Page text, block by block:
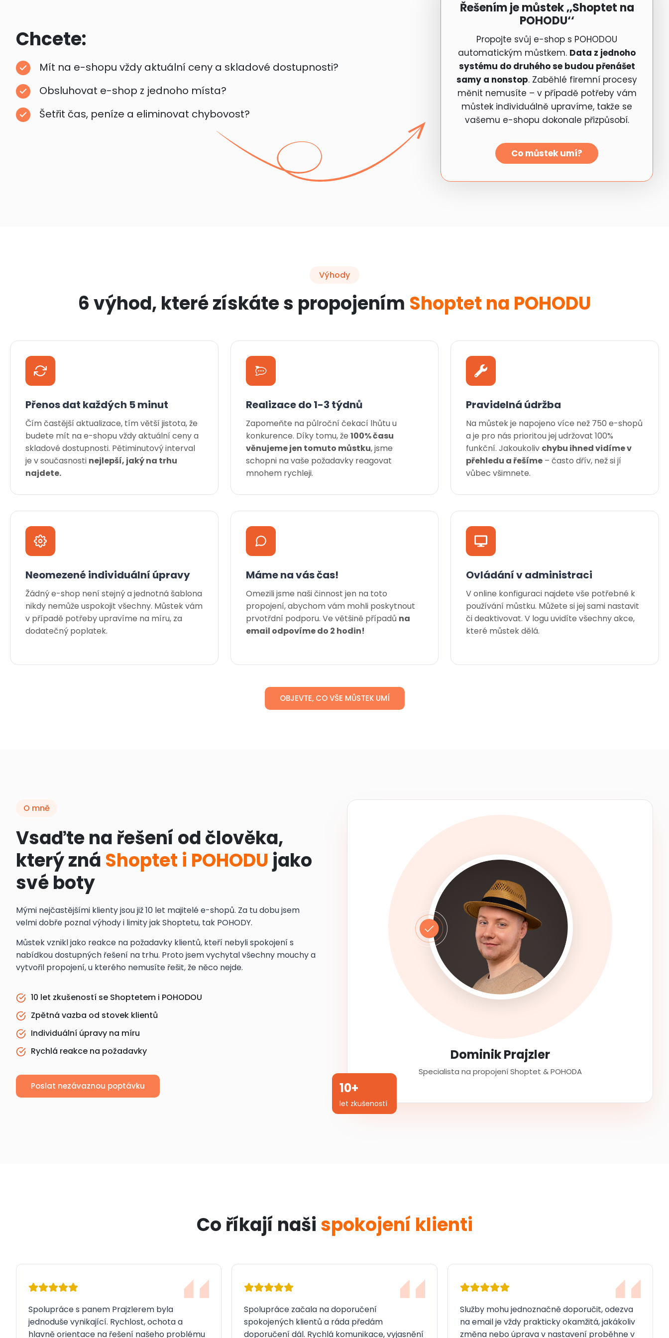
Chcete:
Mít na e-shopu vždy aktuální ceny a skladové dostupnosti?
Obsluhovat e-shop z jednoho místa?
Šetřit čas, peníze a eliminovat chybovost?
Řešením je můstek ‚‚Shoptet na
POHODU‘‘
Propojte svůj e-shop s POHODOU
automatickým můstkem. Data z jednoho
systému do druhého se budou přenášet
samy a nonstop. Zaběhlé firemní procesy
měnit nemusíte – v případě potřeby vám
můstek individuálně upravíme, takže se
vašemu e-shopu dokonale přizpůsobí.
Co můstek umí?
Výhody
6 výhod, které získáte s propojením Shoptet na POHODU
Přenos dat každých 5 minut
Čím častější aktualizace, tím větší jistota, že
budete mít na e-shopu vždy aktuální ceny a
skladové dostupnosti. Pětiminutový interval
je v současnosti nejlepší, jaký na trhu
najdete.
Realizace do 1-3 týdnů
Zapomeňte na půlroční čekací lhůtu u
konkurence. Díky tomu, že 100% času
věnujeme jen tomuto můstku, jsme
schopni na vaše požadavky reagovat
mnohem rychleji.
Pravidelná údržba
Na můstek je napojeno více než 750 e-shopů
a je pro nás prioritou jej udržovat 100%
funkční. Jakoukoliv chybu ihned vidíme v
přehledu a řešíme – často dřív, než si jí
vůbec všimnete.
Neomezené individuální úpravy
Žádný e-shop není stejný a jednotná šablona
nikdy nemůže uspokojit všechny. Můstek vám
v případě potřeby upravíme na míru, za
dodatečný poplatek.
Máme na vás čas!
Omezili jsme naši činnost jen na toto
propojení, abychom vám mohli poskytnout
prvotřdní podporu. Ve většině případů na
email odpovíme do 2 hodin!
Ovládání v administraci
V online konfiguraci najdete vše potřebné k
používání můstku. Můžete si jej sami nastavit
či deaktivovat. V logu uvidíte všechny akce,
které můstek dělá.
OBJEVTE, CO VŠE MŮSTEK UMÍ
O mně
Vsaďte na řešení od člověka,
který zná Shoptet i POHODU jako
své boty
Mými nejčastějšími klienty jsou již 10 let majitelé e-shopů. Za tu dobu jsem
velmi dobře poznal výhody i limity jak Shoptetu, tak POHODY.
Můstek vznikl jako reakce na požadavky klientů, kteří nebyli spokojení s
nabídkou dostupných řešení na trhu. Proto jsem vychytal všechny mouchy a
vytvořil propojení, u kterého nemusíte řešit, že něco nejde.
10 let zkušeností se Shoptetem i POHODOU
Zpětná vazba od stovek klientů
Individuální úpravy na míru
Rychlá reakce na požadavky
Poslat nezávaznou poptávku
Dominik Prajzler
Specialista na propojení Shoptet & POHODA
10+
let zkušeností
Co říkají naši spokojení klienti
Spolupráce s panem Prajzlerem byla
jednoduše vynikající. Rychlost, ochota a
hlavně orientace na řešení našeho problému
Spolupráce začala na doporučení
spokojených klientů a ráda předám
doporučení dál. Rychlá komunikace, vyjasnění
Služby mohu jednoznačně doporučit, odezva
na email je vždy prakticky okamžitá, jakákoliv
změna nebo úprava v nastavení proběhne v